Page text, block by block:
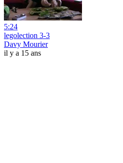
5:24
legolection 3-3
Davy Mourier
il y a 15 ans